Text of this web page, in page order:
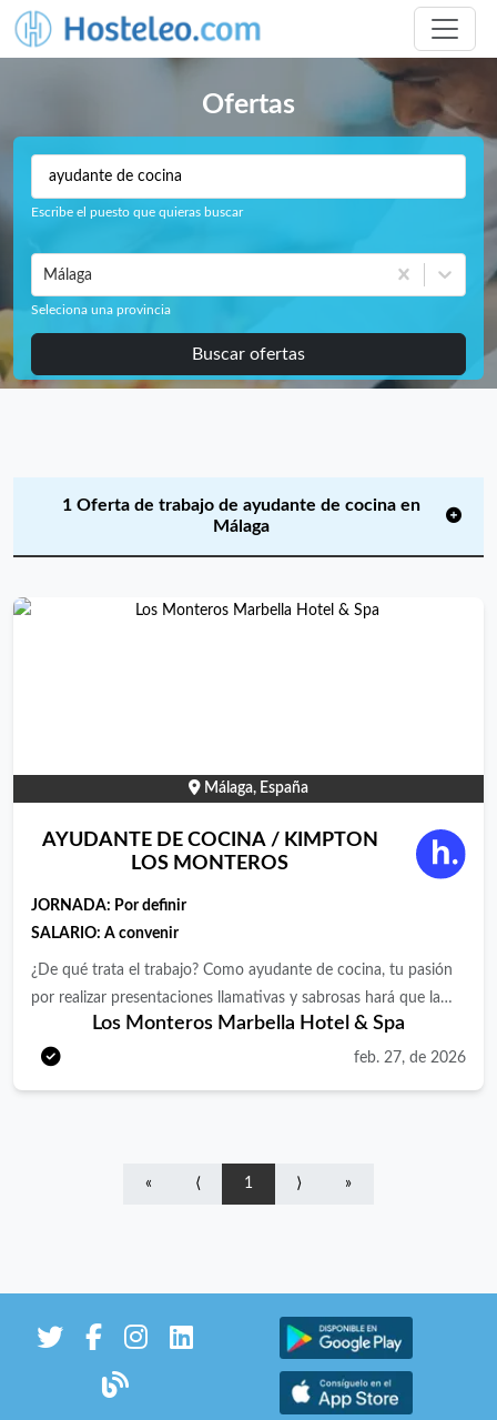
Ofertas
Escribe el puesto que quieras buscar
Málaga
Seleciona una provincia
Buscar ofertas
1 Oferta de trabajo de ayudante de cocina en
Málaga
Málaga, España
AYUDANTE DE COCINA / KIMPTON
LOS MONTEROS
JORNADA: Por definir
SALARIO: A convenir
¿De qué trata el trabajo? Como ayudante de cocina, tu pasión
por realizar presentaciones llamativas y sabrosas hará que la
experiencia de nuestros huéspedes sea magnífica cada vez que
visiten nuestros restaurantes. Tu día a día · Asegurar que la
departamento de restaurante para que el servicio sea fluido en
todo momento. · Reportar cualquier incidencia relacionada con
energético/a, dinámico/a, empático/a, con capacidad de trabajo
Los Monteros Marbella Hotel & Spa
feb. 27, de 2026
« ⟨ 1 ⟩ »